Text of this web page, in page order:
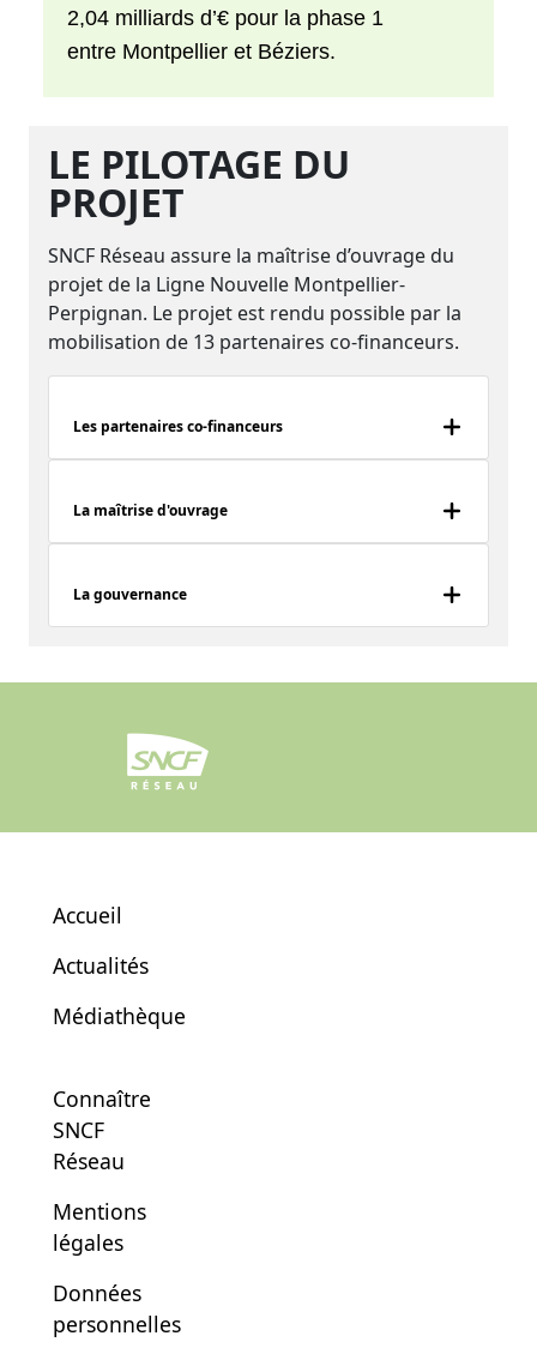
2,04 milliards d’€ pour la phase 1
entre Montpellier et Béziers.
LE PILOTAGE DU
PROJET
SNCF Réseau assure la maîtrise d’ouvrage du
projet de la Ligne Nouvelle Montpellier-
Perpignan. Le projet est rendu possible par la
mobilisation de 13 partenaires co-financeurs.
Les partenaires co-financeurs
La maîtrise d'ouvrage
La gouvernance
Accueil
Actualités
Médiathèque
Connaître
SNCF
Réseau
Mentions
légales
Données
personnelles